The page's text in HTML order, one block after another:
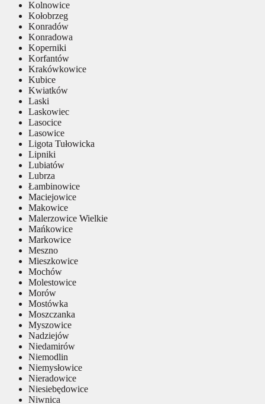
Kolnowice
Kołobrzeg
Konradów
Konradowa
Koperniki
Korfantów
Krakówkowice
Kubice
Kwiatków
Laski
Laskowiec
Lasocice
Lasowice
Ligota Tułowicka
Lipniki
Lubiatów
Lubrza
Łambinowice
Maciejowice
Makowice
Malerzowice Wielkie
Mańkowice
Markowice
Meszno
Mieszkowice
Mochów
Molestowice
Morów
Mostówka
Moszczanka
Myszowice
Nadziejów
Niedamirów
Niemodlin
Niemysłowice
Nieradowice
Niesiebędowice
Niwnica